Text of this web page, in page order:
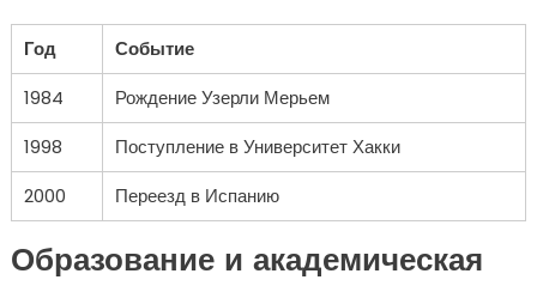
Год
Событие
1984
Рождение Узерли Мерьем
1998
Поступление в Университет Хакки
2000
Переезд в Испанию
Образование и академическая